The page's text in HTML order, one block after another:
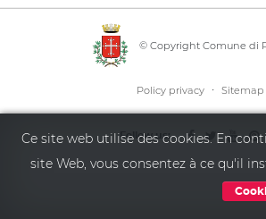
© Copyright Comune di
Policy privacy· Sitemap
Follow us:
Ce site web utilise des cookies. En
site Web, vous consentez à ce qu'il